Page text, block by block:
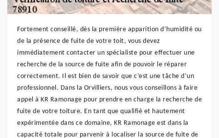
Fortement conseillé, dès la première apparition d’humidité ou
de la présence de fuite de votre toit, vous devez
immédiatement contacter un spécialiste pour effectuer une
recherche de la source de fuite afin de pouvoir le réparer
correctement. Il est bien de savoir que c’est une tâche d’un
professionnel. Dans la Orvilliers, nous vous conseillons à faire
appel à KR Ramonage pour prendre en charge la recherche de
fuite de votre toiture. En tant que qualifié et hautement
expérimentée dans ce domaine, KR Ramonage est dans la
capacité totale pour parvenir à localiser la source de fuite de